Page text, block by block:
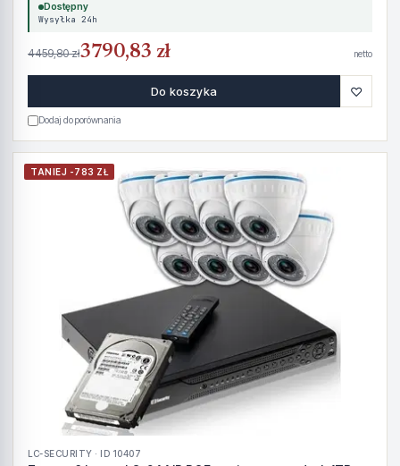
Dostępny
Wysyłka 24h
4459,80 zł3790,83 zł netto
Do koszyka ♡
Dodaj do porównania
TANIEJ -783 ZŁ
LC-SECURITY · ID 10407